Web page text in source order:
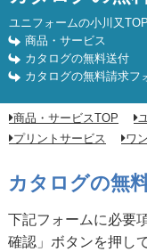
ユニフォームの小川又TOP
商品・サービス
カタログの無料送付
カタログの無料請求フ
商品・サービスTOP
プリントサービス
ワ
カタログの無
下記フォームに必要
確認」ボタンを押し